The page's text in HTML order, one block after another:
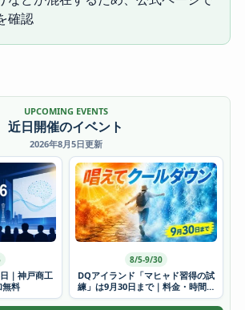
確認
UPCOMING EVENTS
近日開催のイベント
2026年8月5日更新
｜神戸商工
無料
8/5-9/30
DQアイランド「マヒャド習得の試
練」は9月30日まで｜料金・時間・
かき氷